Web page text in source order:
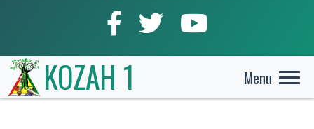
Menu
KOZAH 1